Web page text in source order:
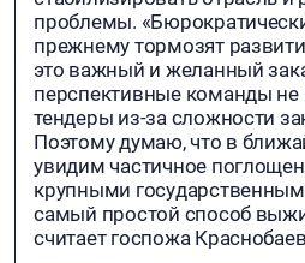
проблемы.
прежнему тормозят
это важный и желанный
перспективные команды не
тендеры из-за сложности
Поэтому думаю, что в
увидим частичное
крупными
самый простой способ
считает госпожа